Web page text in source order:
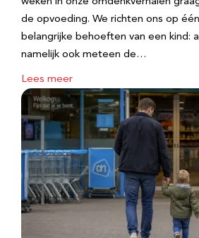
de opvoeding. We richten ons op
belangrijke behoeften van een kind:
namelijk ook meteen de…
Lees meer